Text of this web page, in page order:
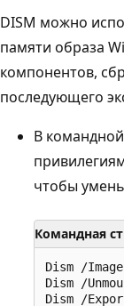
DISM можно
памяти образа
компонентов,
последующего
В
чтобы
Командная
Dism /
Dism /